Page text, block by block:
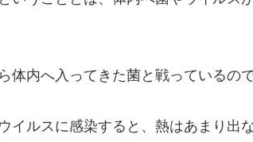
体内へ入ってきた菌と戦っているので
イルスに感染すると、熱はあまり出